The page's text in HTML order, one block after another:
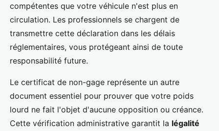
compétentes que votre véhicule n'est plus en
circulation. Les professionnels se chargent de
transmettre cette déclaration dans les délais
réglementaires, vous protégeant ainsi de toute
responsabilité future.
Le certificat de non-gage représente un autre
document essentiel pour prouver que votre poids
lourd ne fait l'objet d'aucune opposition ou créance.
Cette vérification administrative garantit la légalité